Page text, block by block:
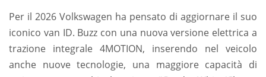
Per il 2026 Volkswagen ha pensato di aggiornare il suo
iconico van ID. Buzz con una nuova versione elettrica a
trazione integrale 4MOTION, inserendo nel veicolo
anche nuove tecnologie, una maggiore capacità di